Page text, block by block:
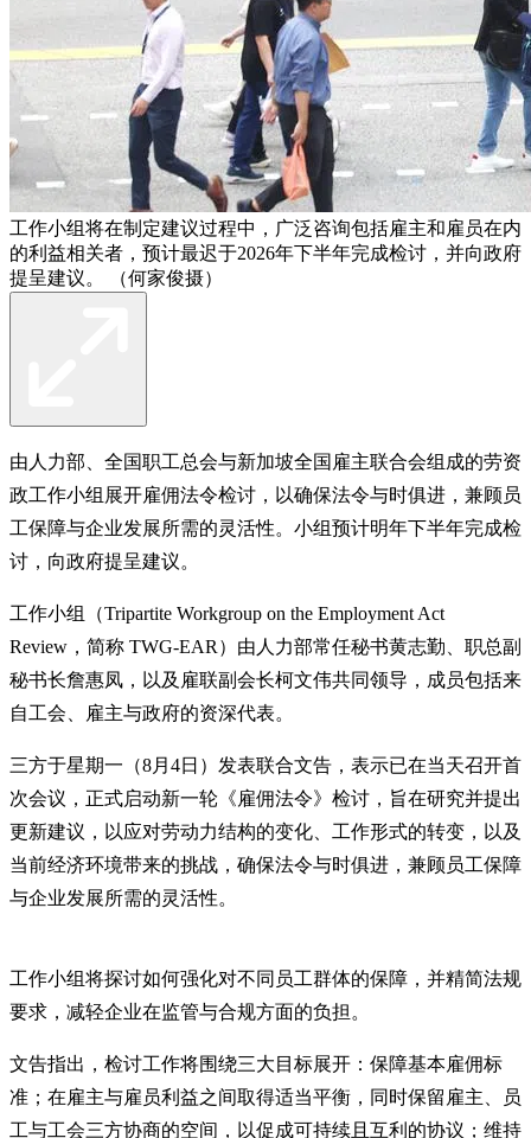
工作小组将在制定建议过程中，广泛咨询包括雇主和雇员在内
的利益相关者，预计最迟于2026年下半年完成检讨，并向政府
提呈建议。 （何家俊摄）
由人力部、全国职工总会与新加坡全国雇主联合会组成的劳资
政工作小组展开雇佣法令检讨，以确保法令与时俱进，兼顾员
工保障与企业发展所需的灵活性。小组预计明年下半年完成检
讨，向政府提呈建议。
工作小组（Tripartite Workgroup on the Employment Act
Review，简称 TWG-EAR）由人力部常任秘书黄志勤、职总副
秘书长詹惠凤，以及雇联副会长柯文伟共同领导，成员包括来
自工会、雇主与政府的资深代表。
三方于星期一（8月4日）发表联合文告，表示已在当天召开首
次会议，正式启动新一轮《雇佣法令》检讨，旨在研究并提出
更新建议，以应对劳动力结构的变化、工作形式的转变，以及
当前经济环境带来的挑战，确保法令与时俱进，兼顾员工保障
与企业发展所需的灵活性。
工作小组将探讨如何强化对不同员工群体的保障，并精简法规
要求，减轻企业在监管与合规方面的负担。
文告指出，检讨工作将围绕三大目标展开：保障基本雇佣标
准；在雇主与雇员利益之间取得适当平衡，同时保留雇主、员
工与工会三方协商的空间，以促成可持续且互利的协议；维持